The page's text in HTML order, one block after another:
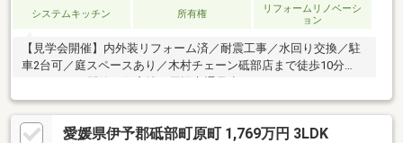
システムキッチン 所有権
リフォームリノベーシ
ョン
【見学会開催】内外装リフォーム済／耐震工事／水回り交換／駐
車2台可／庭スペースあり／木村チェーン砥部店まで徒歩10分
愛媛県伊予郡砥部町原町 1,769万円 3LDK